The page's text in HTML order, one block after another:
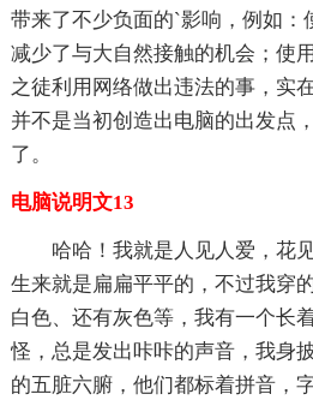
带来了不少负面的`影响，例如：
减少了与大自然接触的机会；使
之徒利用网络做出违法的事，实
并不是当初创造出电脑的出发点
了。
电脑说明文13
哈哈！我就是人见人爱，花见
生来就是扁扁平平的，不过我穿
白色、还有灰色等，我有一个长
怪，总是发出咔咔的声音，我身
的五脏六腑，他们都标着拼音，